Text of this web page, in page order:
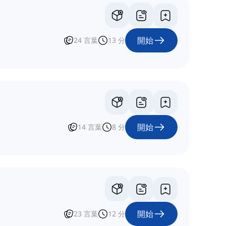
24 言葉 13 分 開始
14 言葉 8 分 開始
23 言葉 12 分 開始